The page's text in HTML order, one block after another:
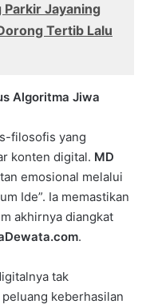
Parkir Jayaning
Tertib Lalu
Algoritma Jiwa
filosofis yang
konten digital. MD
emosional melalui
Ide”. Ia memastikan
akhirnya diangkat
.
tak
keberhasilan